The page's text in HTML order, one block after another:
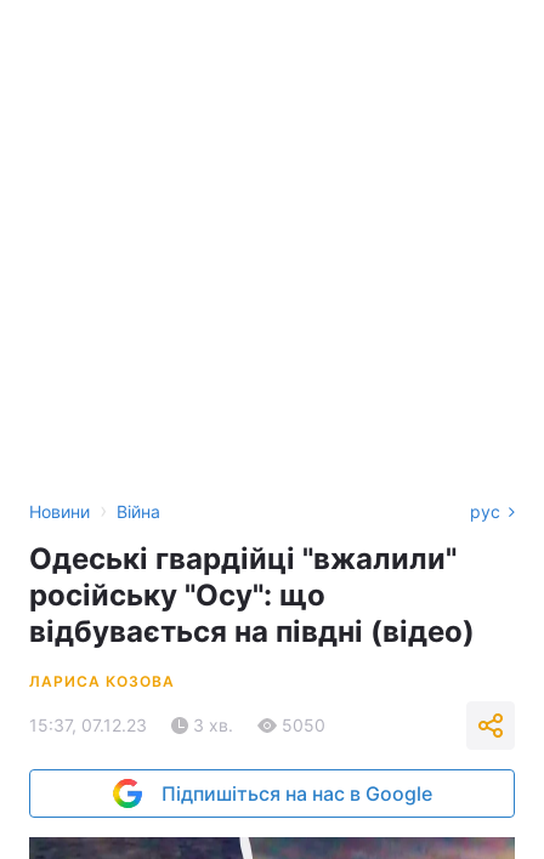
Новини › Війна рус
Одеські гвардійці "вжалили"
російську "Осу": що
відбувається на півдні (відео)
ЛАРИСА КОЗОВА
15:37, 07.12.23 3 хв. 5050
Підпишіться на нас в Google